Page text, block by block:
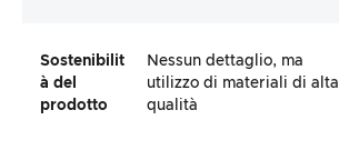
Sostenibilit
à del
prodotto
Nessun dettaglio, ma
utilizzo di materiali di alta
qualità